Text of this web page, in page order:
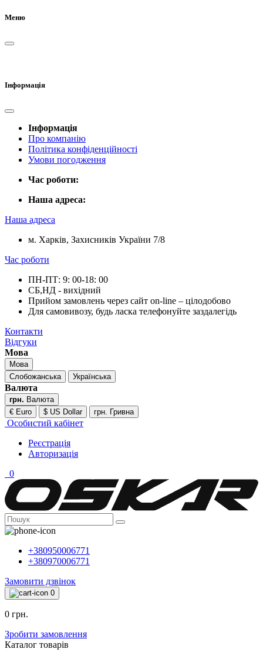
Меню
Інформація
Інформація
Про компанію
Політика конфіденційності
Умови погодження
Час роботи:
Наша адреса:
Наша адреса
м. Харків, Захисників України 7/8
Час роботи
ПН-ПТ: 9: 00-18: 00
СБ,НД - вихідний
Прийом замовлень через сайт on-line – цілодобово
Для самовивозу, будь ласка телефонуйте заздалегідь
Контакти
Відгуки
Мова
Мова
Слобожанська
Українська
Валюта
грн. Валюта
€ Euro
$ US Dollar грн. Гривна
Особистий кабінет
Реєстрація
Авторизація
0
+380950006771
+380970006771
Замовити дзвінок
0
0 грн.
Зробити замовлення
Каталог товарiв